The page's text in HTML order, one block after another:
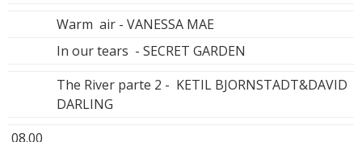
Warm air - VANESSA MAE
In our tears - SECRET GARDEN
The River parte 2 - KETIL BJORNSTADT&DAVID
DARLING
08.00